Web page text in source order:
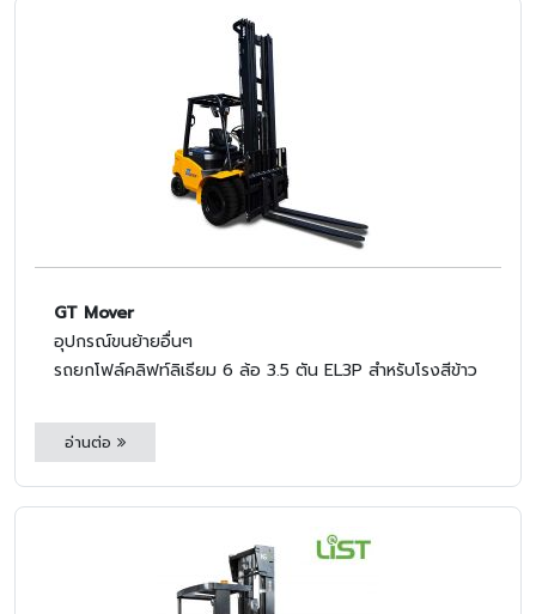
GT Mover
อุปกรณ์ขนย้ายอื่นๆ
รถยกโฟล์คลิฟท์ลิเธียม 6 ล้อ 3.5 ตัน EL3P สำหรับโรงสีข้าว
อ่านต่อ